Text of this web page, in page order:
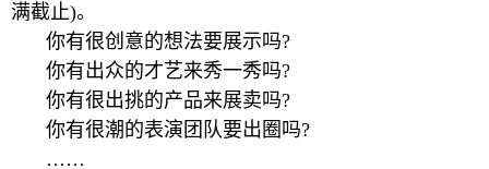
满截止)。
你有很创意的想法要展示吗?
你有出众的才艺来秀一秀吗?
你有很出挑的产品来展卖吗?
你有很潮的表演团队要出圈吗?
……